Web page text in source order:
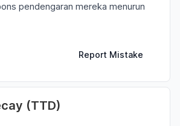
pendengaran mereka menurun
Report Mistake
(TTD)